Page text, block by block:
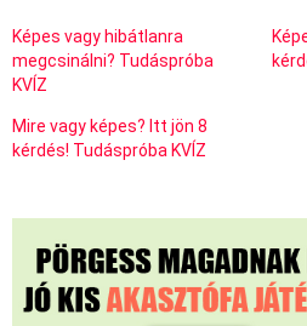
Képes vagy hibátlanra
megcsinálni? Tudáspróba
KVÍZ
Mire vagy képes? Itt jön 8
kérdés! Tudáspróba KVÍZ